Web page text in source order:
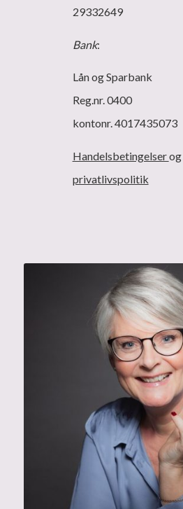
29332649
Bank:
Lån og Sparbank
Reg.nr. 0400
kontonr. 4017435073
Handelsbetingelserog
privatlivspolitik